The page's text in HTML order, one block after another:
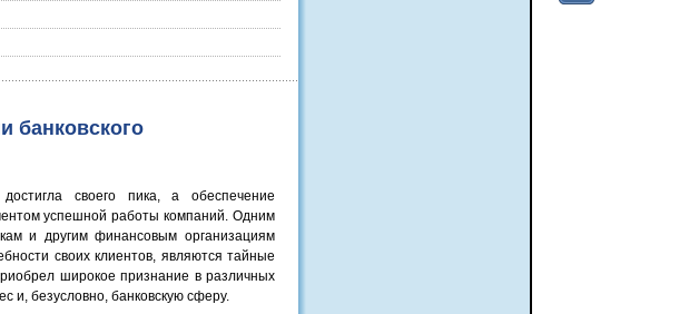
банковского
своего пика, а обеспечение
успешной работы компаний. Одним
и другим финансовым организациям
своих клиентов, являются тайные
широкое признание в различных
и, безусловно, банковскую сферу.